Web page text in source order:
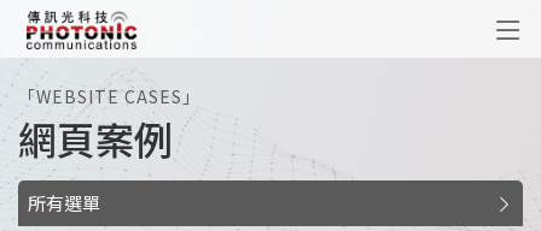
「WEBSITE CASES」
網頁案例
所有選單